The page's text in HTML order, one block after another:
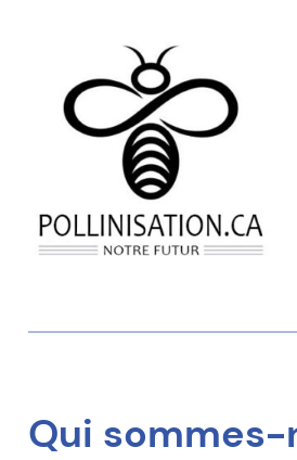
contenu
Qui sommes-